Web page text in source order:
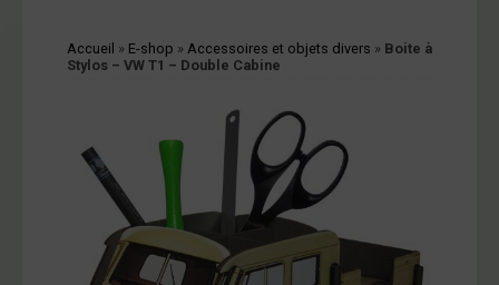
Accueil » E-shop » Accessoires et objets divers » Boite à
Stylos – VW T1 – Double Cabine